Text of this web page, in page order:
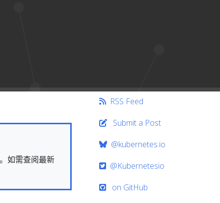
如需查阅最新
RSS Feed
Submit a Post
@kubernetes.io
@Kubernetesio
on GitHub